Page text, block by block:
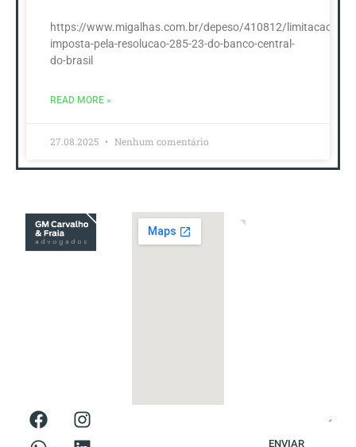
https://www.migalhas.com.br/depeso/410812/limitacao-
imposta-pela-resolucao-285-23-do-banco-central-
do-brasil
READ MORE »
27.08.2025 Nenhum comentário
ENVIAR